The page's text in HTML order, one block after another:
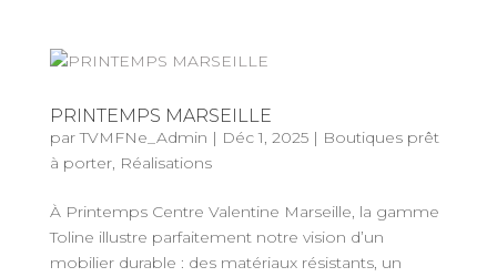
PRINTEMPS MARSEILLE
parTVMFNe_Admin | Déc 1, 2025| Boutiques prêt
à porter, Réalisations
À Printemps Centre Valentine Marseille, la gamme
Toline illustre parfaitement notre vision d’un
mobilier durable : des matériaux résistants, un